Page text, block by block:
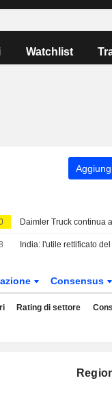
Watchlist
Consensus
Rating di settore